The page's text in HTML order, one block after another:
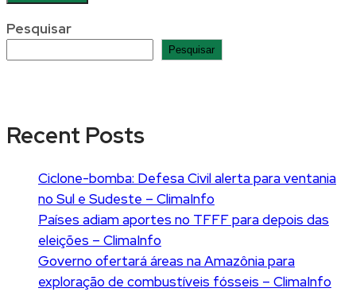
Pesquisar
Pesquisar
Recent Posts
Ciclone-bomba: Defesa Civil alerta para ventania
no Sul e Sudeste – ClimaInfo
Países adiam aportes no TFFF para depois das
eleições – ClimaInfo
Governo ofertará áreas na Amazônia para
exploração de combustíveis fósseis – ClimaInfo